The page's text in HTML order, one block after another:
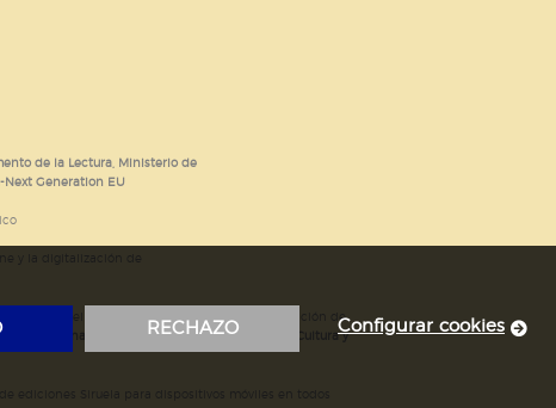
de la Lectura, Ministerio de
Generation EU
mejora del posicionamiento en Google; ampliación de
subvencionada por el Ministerio de Educación, Cultura y
RECHAZO Configurar cookies